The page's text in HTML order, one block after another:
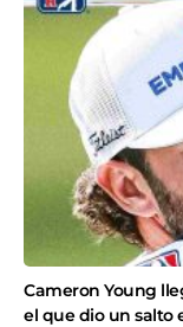
Cameron Young
el que dio un salto